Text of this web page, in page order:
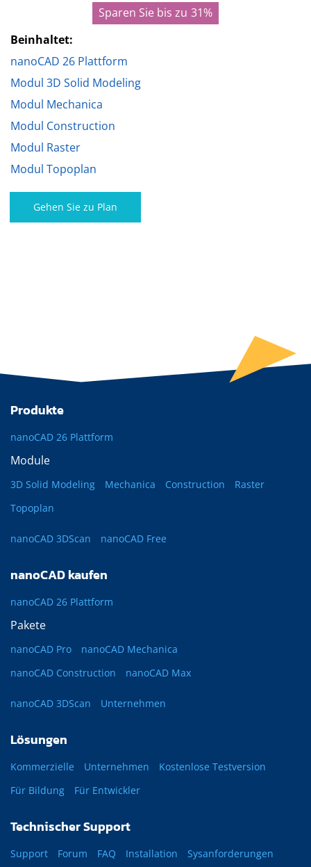
Sparen Sie bis zu 31%
Beinhaltet:
nanoCAD 26 Plattform
Modul 3D Solid Modeling
Modul Mechanica
Modul Construction
Modul Raster
Modul Topoplan
Gehen Sie zu Plan
Produkte
nanoCAD 26 Plattform
Module
3D Solid Modeling Mechanica Construction
Raster
Topoplan
nanoCAD 3DScan nanoCAD Free
nanoCAD kaufen
nanoCAD 26 Plattform
Pakete
nanoCAD Pro
nanoCAD Mechanica
nanoCAD Construction
nanoCAD Max
nanoCAD 3DScan Unternehmen
Lösungen
Kommerzielle Unternehmen
Kostenlose Testversion
Für Bildung
Für Entwickler
Technischer Support
Support Forum FAQ Installation Sysanforderungen